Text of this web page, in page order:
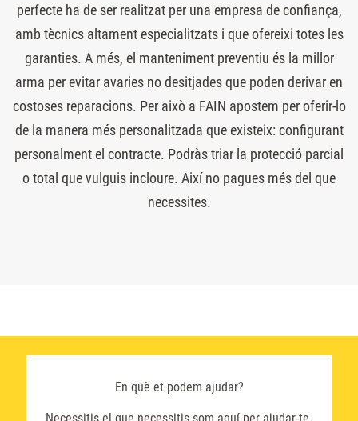
perfecte ha de ser realitzat per una empresa de confiança,
amb tècnics altament especialitzats i que ofereixi totes les
garanties. A més, el manteniment preventiu és la millor
arma per evitar avaries no desitjades que poden derivar en
costoses reparacions. Per això a FAIN apostem per oferir-lo
de la manera més personalitzada que existeix: configurant
personalment el contracte. Podràs triar la protecció parcial
o total que vulguis incloure. Així no pagues més del que
necessites.
En què et podem ajudar?